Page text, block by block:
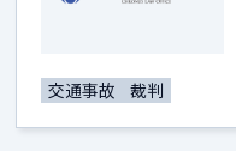
交通事故 裁判